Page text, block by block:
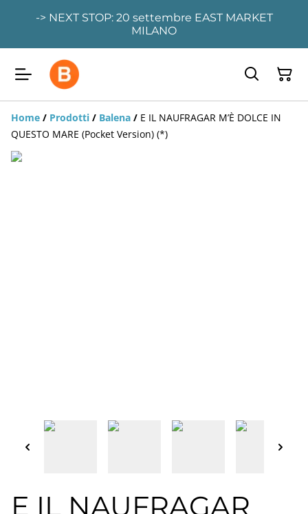
-> NEXT STOP: 20 settembre EAST MARKET
MILANO
Home / Prodotti / Balena / E IL NAUFRAGAR M’È DOLCE IN
QUESTO MARE (Pocket Version) (*)
E IL NAUFRAGAR